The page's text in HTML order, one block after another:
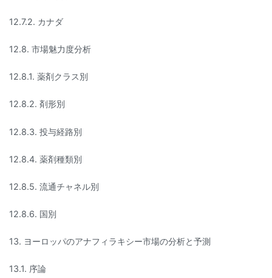
12.7.2. カナダ
12.8. 市場魅力度分析
12.8.1. 薬剤クラス別
12.8.2. 剤形別
12.8.3. 投与経路別
12.8.4. 薬剤種類別
12.8.5. 流通チャネル別
12.8.6. 国別
13. ヨーロッパのアナフィラキシー市場の分析と予測
13.1. 序論